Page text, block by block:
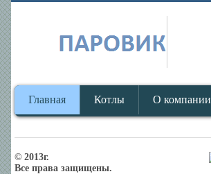
Главная Котлы О компании
© 2013г.
Все права защищены.